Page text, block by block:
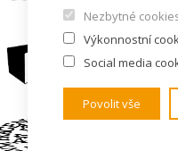
Nezbytné
Výkonnostní
Social media
Povolit vše